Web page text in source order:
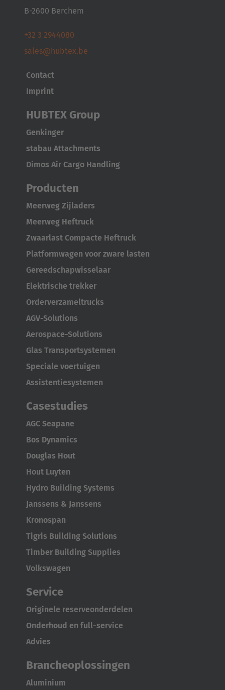
B-2600 Berchem
+32 3 2944080
sales@hubtex.be
Contact
Imprint
HUBTEX Group
Genkinger
stabau Attachments
Dimos Air Cargo Handling
Producten
Meerweg Zijladers
Meerweg Heftruck
Zwaarlast Compacte Heftruck
Platformwagen voor zware lasten
Gereedschapwisselaar
Elektrische trekker
Orderverzameltrucks
AGV-Solutions
Aerospace-Solutions
Glas Transportsystemen
Speciale voertuigen
Assistentiesystemen
Casestudies
AGC Seapane
Bos Dynamics
Douglas Hout
Hout Luyten
Hydro Building Systems
Janssens & Janssens
Kronospan
Tigris Building Solutions
Timber Building Supplies
Volkswagen
Service
Originele reserveonderdelen
Onderhoud en full-service
Advies
Brancheoplossingen
Aluminium